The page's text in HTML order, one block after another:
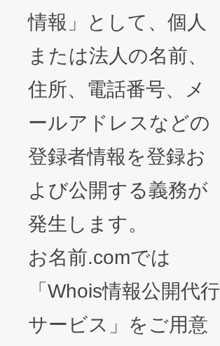
情報」として、個人
または法人の名前、
住所、電話番号、メ
ールアドレスなどの
登録者情報を登録お
よび公開する義務が
発生します。
お名前.comでは
「Whois情報公開代行
サービス」をご用意